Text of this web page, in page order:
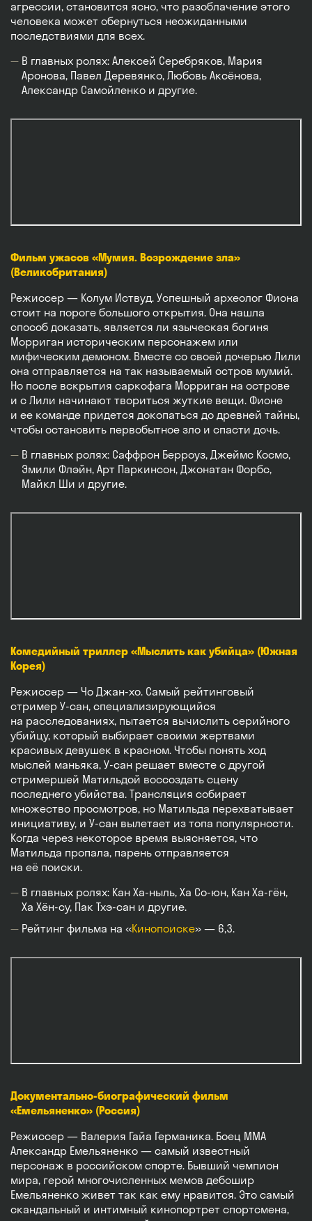
агрессии, становится ясно, что разоблачение этого
человека может обернуться неожиданными
последствиями для всех.
В главных ролях: Алексей Серебряков, Мария
Аронова, Павел Деревянко, Любовь Аксёнова,
Александр Самойленко и другие.
Фильм ужасов «Мумия. Возрождение зла»
(Великобритания)
Режиссер — Колум Иствуд. Успешный археолог Фиона
стоит на пороге большого открытия. Она нашла
способ доказать, является ли языческая богиня
Морриган историческим персонажем или
мифическим демоном. Вместе со своей дочерью Лили
она отправляется на так называемый остров мумий.
Но после вскрытия саркофага Морриган на острове
и с Лили начинают твориться жуткие вещи. Фионе
и ее команде придется докопаться до древней тайны,
чтобы остановить первобытное зло и спасти дочь.
В главных ролях: Саффрон Берроуз, Джеймс Космо,
Эмили Флэйн, Арт Паркинсон, Джонатан Форбс,
Майкл Ши и другие.
Комедийный триллер «Мыслить как убийца» (Южная
Корея)
Режиссер — Чо Джан-хо. Самый рейтинговый
стример У-сан, специализирующийся
на расследованиях, пытается вычислить серийного
убийцу, который выбирает своими жертвами
красивых девушек в красном. Чтобы понять ход
мыслей маньяка, У-сан решает вместе с другой
стримершей Матильдой воссоздать сцену
последнего убийства. Трансляция собирает
множество просмотров, но Матильда перехватывает
инициативу, и У-сан вылетает из топа популярности.
Когда через некоторое время выясняется, что
Матильда пропала, парень отправляется
на её поиски.
В главных ролях: Кан Ха-ныль, Ха Со-юн, Кан Ха-гён,
Ха Хён-су, Пак Тхэ-сан и другие.
Рейтинг фильма на «Кинопоиске» — 6,3.
Документально-биографический фильм
«Емельяненко» (Россия)
Режиссер — Валерия Гайа Германика. Боец ММА
Александр Емельяненко — самый известный
персонаж в российском спорте. Бывший чемпион
мира, герой многочисленных мемов дебошир
Емельяненко живет так как ему нравится. Это самый
скандальный и интимный кинопортрет спортсмена,